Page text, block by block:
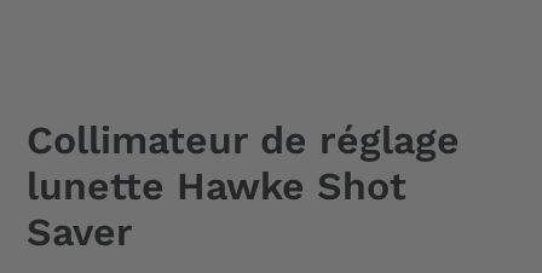
Collimateur de réglage
lunette Hawke Shot
Saver